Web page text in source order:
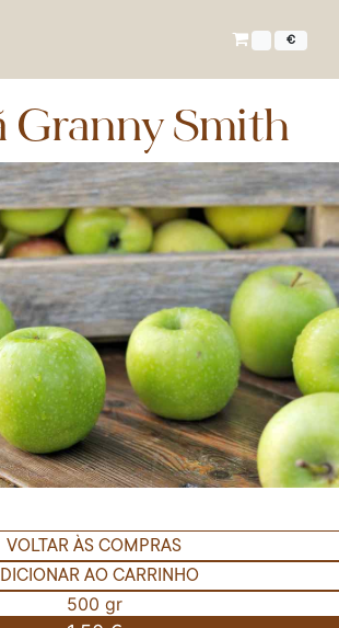
€
Granny Smith
VOLTAR ÀS COMPRAS
AO CARRINHO
500 gr